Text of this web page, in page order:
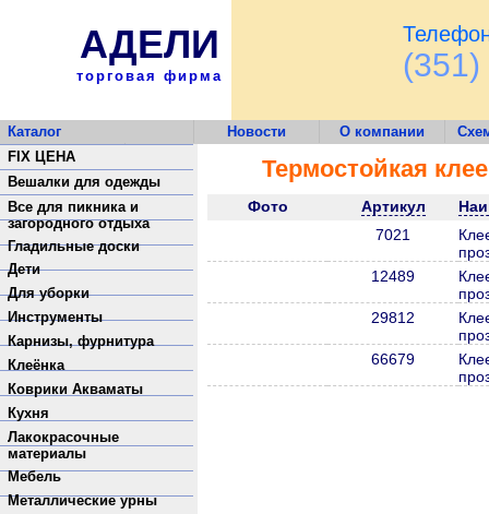
АДЕЛИ
торговая фирма (351)
Каталог Новости О компании
Обратная связь
Термостойкая
Фото Артикул
7021
12489
29812
66679
FIX ЦЕНА
Вешалки для одежды
Все для пикника и
загородного отдыха
Гладильные доски
Дети
Для уборки
Инструменты
Карнизы, фурнитура
Клеёнка
Коврики Акваматы
Кухня
Лакокрасочные
материалы
Мебель
Металлические урны